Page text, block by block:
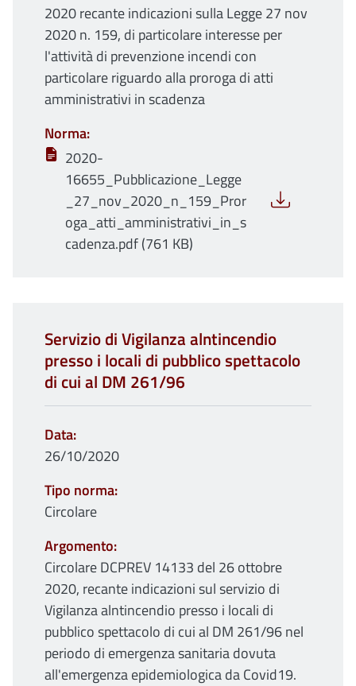
2020 recante indicazioni sulla Legge 27 nov
2020 n. 159, di particolare interesse per
l'attività di prevenzione incendi con
particolare riguardo alla proroga di atti
amministrativi in scadenza
Norma
2020-
16655_Pubblicazione_Legge
_27_nov_2020_n_159_Pror
oga_atti_amministrativi_in_s
cadenza.pdf (761 KB)
Servizio di Vigilanza alntincendio
presso i locali di pubblico spettacolo
di cui al DM 261/96
Data
26/10/2020
Tipo norma
Circolare
Argomento
Circolare DCPREV 14133 del 26 ottobre
2020, recante indicazioni sul servizio di
Vigilanza alntincendio presso i locali di
pubblico spettacolo di cui al DM 261/96 nel
periodo di emergenza sanitaria dovuta
all'emergenza epidemiologica da Covid19.